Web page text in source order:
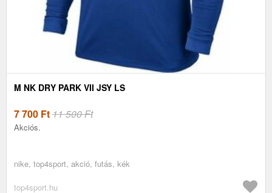
M NK DRY PARK VII JSY LS
7 700 Ft11 500 Ft
Akciós.
nike, top4sport, akció, futás, kék
top4sport.hu